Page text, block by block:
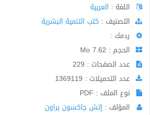
اللغة : العربية
اﻟﺘﺼﻨﻴﻒ : كتب التنمية البشرية
ردمك :
الحجم : 7.62 Mo
عدد الصفحات : 229
عدد التحميلات : 1369119
نوع الملف : PDF
المؤلف : إتش جاكسون براون